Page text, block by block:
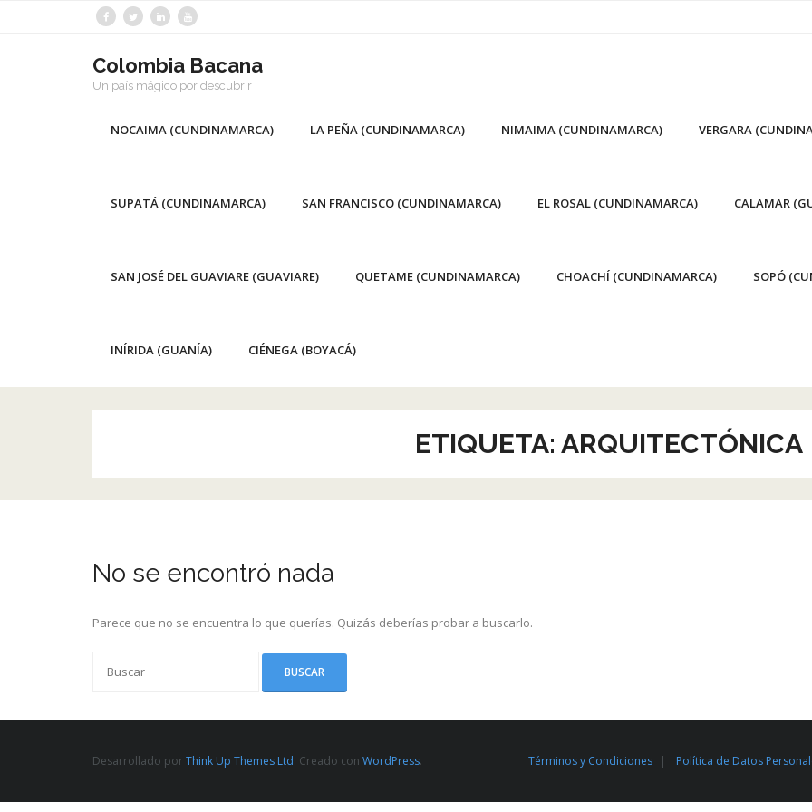
Colombia Bacana
Un país mágico por descubrir
NOCAIMA (CUNDINAMARCA) LA PEÑA (CUNDINAMARCA) NIMAIMA (CUNDINAMARCA) VERGARA
SUPATÁ (CUNDINAMARCA) SAN FRANCISCO (CUNDINAMARCA) EL ROSAL (CUNDINAMARCA) CALAMAR
SAN JOSÉ DEL GUAVIARE (GUAVIARE) QUETAME (CUNDINAMARCA) CHOACHÍ (CUNDINAMARCA) SOPÓ
INÍRIDA (GUANÍA) CIÉNEGA (BOYACÁ)
ETIQUETA: ARQUITECTÓNICA
No se encontró nada
Parece que no se encuentra lo que querías. Quizás deberías probar a buscarlo.
Desarrollado porThink Up Themes Ltd. Creado con WordPress. Términos y Condiciones Política de Datos